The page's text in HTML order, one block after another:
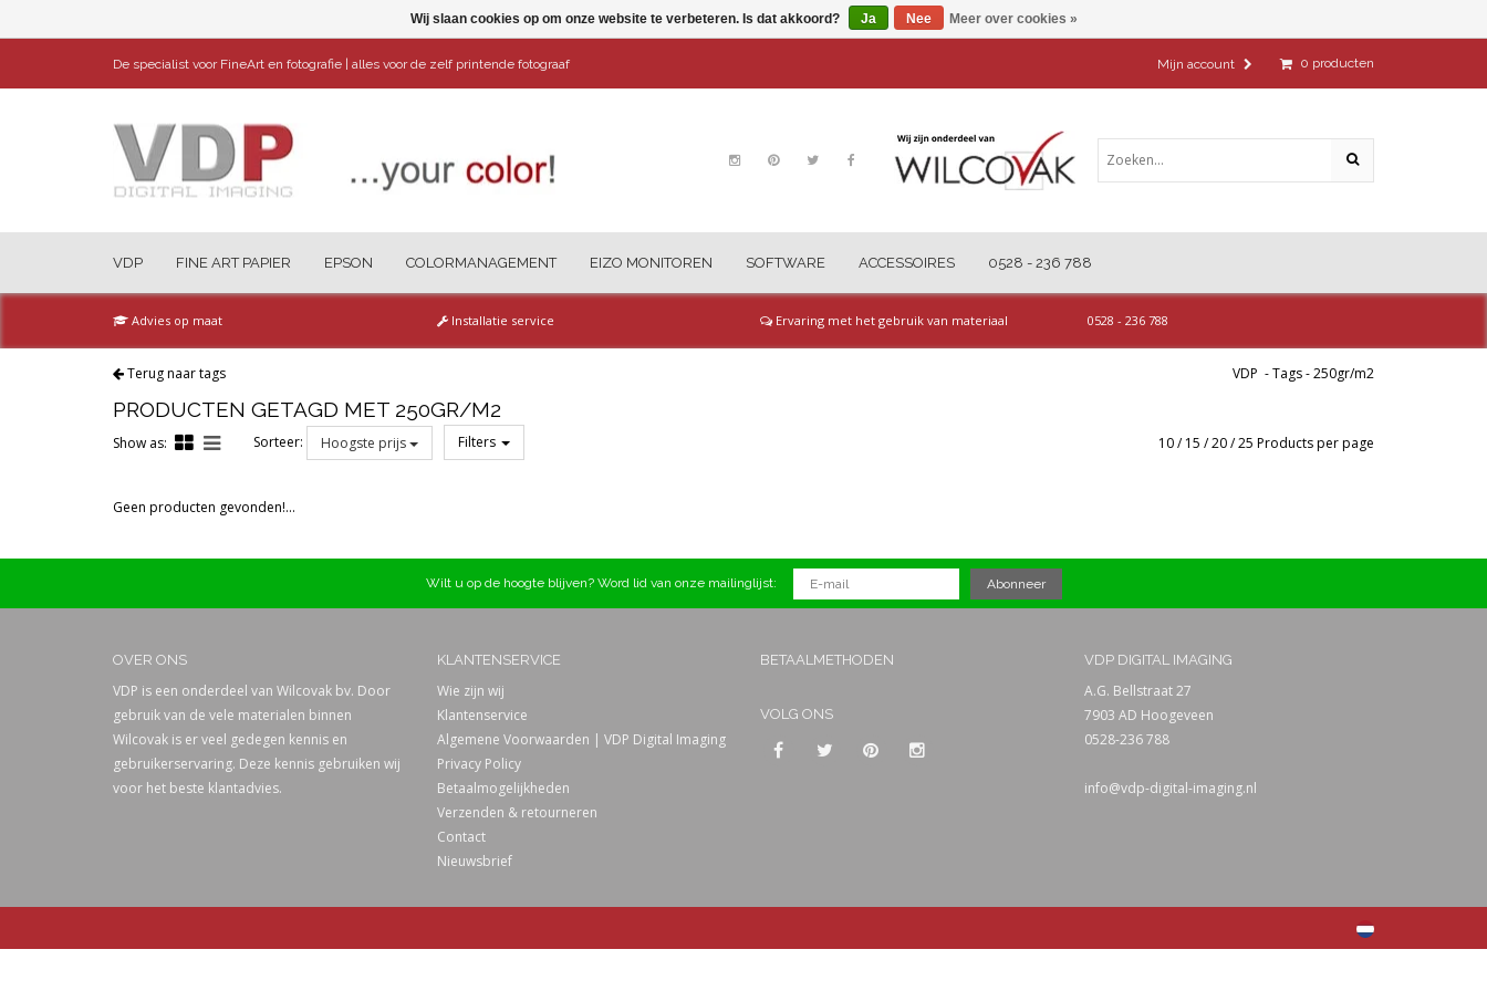
De specialist voor FineArt en fotografie | alles voor de zelf printende fotograaf 0 producten
Mijn account
VDP FINE ART PAPIER EPSON COLORMANAGEMENT EIZO MONITOREN SOFTWARE ACCESSOIRES 0528 - 236 788
Advies op maat Installatie service Ervaring met het gebruik van materiaal 0528 - 236 788
Terug naar tags VDP -Tags-250gr/m2
PRODUCTEN GETAGD MET 250GR/M2
10/15 /20/25 Products per page
Show as: Sorteer: Hoogste prijs Filters
Prijs
Geen producten gevonden!...
Wilt u op de hoogte blijven? Word lid van onze mailinglijst:
OVER ONS
VDP is een onderdeel van Wilcovak bv. Door
gebruik van de vele materialen binnen
Wilcovak is er veel gedegen kennis en
gebruikerservaring. Deze kennis gebruiken wij
voor het beste klantadvies.
KLANTENSERVICE
Wie zijn wij
Klantenservice
Algemene Voorwaarden | VDP Digital Imaging
Privacy Policy
Betaalmogelijkheden
Verzenden & retourneren
Contact
Nieuwsbrief
BETAALMETHODEN
VOLG ONS
VDP DIGITAL IMAGING
A.G. Bellstraat 27
7903 AD Hoogeveen
0528-236 788
info@vdp-digital-imaging.nl
Wij slaan cookies op om onze website te verbeteren. Is dat akkoord? Ja Nee Meer over cookies »